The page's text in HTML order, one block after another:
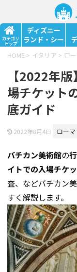
カテゴリ
トップ
ディズニー
ランド・シー
HOME > イタリア > ロ
【2022年
場チケット
底ガイド
2022年8月4日 ローマ
バチカン美術館の
イトでの入場チケ
査、などバチカン
すく解説します。